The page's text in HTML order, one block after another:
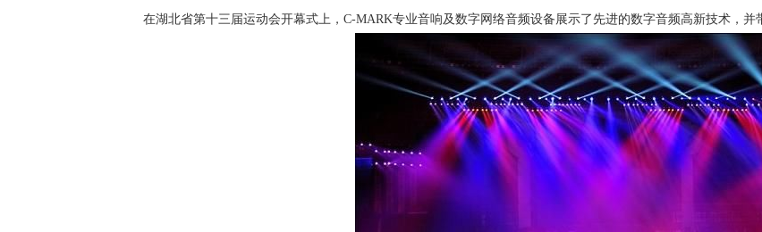
在湖北省第十三届运动会开幕式上，C-MARK专业音响及数字网络音频设备展示了先进的数字音频高新技术，并